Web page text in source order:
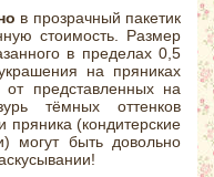
в прозрачный пакетик
стоимость. Размер
в пределах 0,5
на пряниках
от представленных на
тёмных оттенков
пряника (кондитерские
могут быть довольно